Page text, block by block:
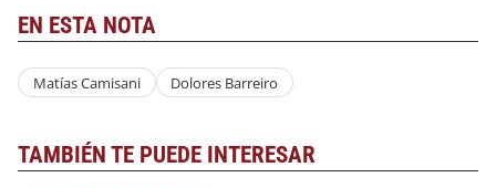
EN ESTA NOTA
Matías Camisani Dolores Barreiro
TAMBIÉN TE PUEDE INTERESAR